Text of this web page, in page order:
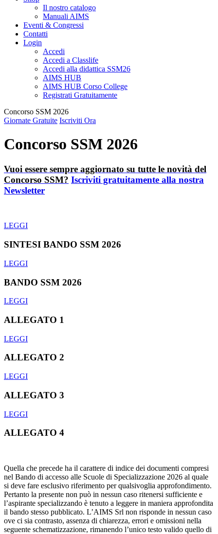
Il nostro catalogo
Manuali AIMS
Eventi & Congressi
Contatti
Login
Accedi
Accedi a Classlife
Accedi alla didattica SSM26
AIMS HUB
AIMS HUB Corso College
Registrati Gratuitamente
Concorso SSM 2026
Giornate Gratuite Iscriviti Ora
Concorso SSM 2026
Vuoi essere sempre aggiornato su tutte le novità del
Concorso SSM? Iscriviti gratuitamente alla nostra
Newsletter
LEGGI
SINTESI BANDO SSM 2026
LEGGI
BANDO SSM 2026
LEGGI
ALLEGATO 1
LEGGI
ALLEGATO 2
LEGGI
ALLEGATO 3
LEGGI
ALLEGATO 4
Quella che precede ha il carattere di indice dei documenti compresi
nel Bando di accesso alle Scuole di Specializzazione 2026 al quale
si deve fare esclusivo riferimento per qualsivoglia approfondimento.
Pertanto la presente non può in nessun caso ritenersi sufficiente e
l’aspirante specializzando è tenuto a leggere in maniera approfondita
il bando stesso pubblicato. L’AIMS Srl non risponde in nessun caso
ove ci sia contrasto, assenza di chiarezza, errori e omissioni nella
seguente schematizzazione, rimanendo l’unico testo valido quello di